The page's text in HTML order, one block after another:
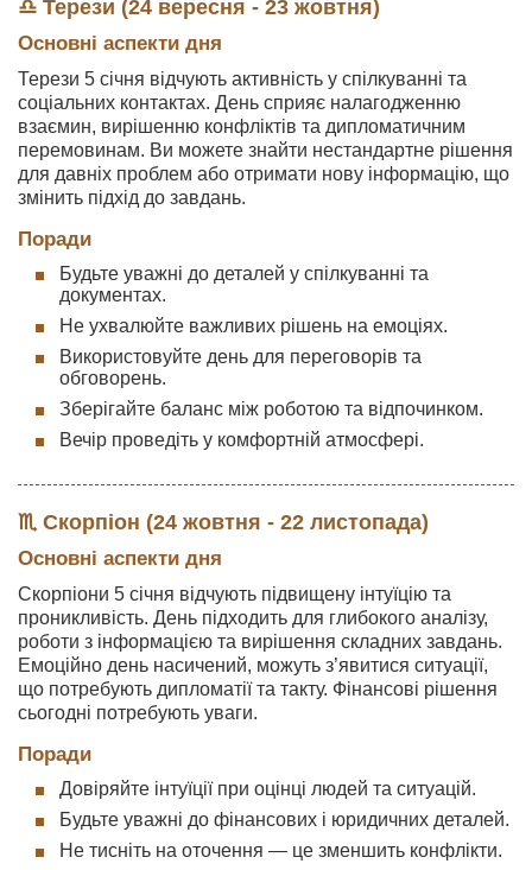
♎ Терези (24 вересня - 23 жовтня)
Основні аспекти дня
Терези 5 січня відчують активність у спілкуванні та
соціальних контактах. День сприяє налагодженню
взаємин, вирішенню конфліктів та дипломатичним
перемовинам. Ви можете знайти нестандартне рішення
для давніх проблем або отримати нову інформацію, що
змінить підхід до завдань.
Поради
Будьте уважні до деталей у спілкуванні та
документах.
Не ухвалюйте важливих рішень на емоціях.
Використовуйте день для переговорів та
обговорень.
Зберігайте баланс між роботою та відпочинком.
Вечір проведіть у комфортній атмосфері.
♏ Скорпіон (24 жовтня - 22 листопада)
Основні аспекти дня
Скорпіони 5 січня відчують підвищену інтуїцію та
проникливість. День підходить для глибокого аналізу,
роботи з інформацією та вирішення складних завдань.
Емоційно день насичений, можуть з’явитися ситуації,
що потребують дипломатії та такту. Фінансові рішення
сьогодні потребують уваги.
Поради
Довіряйте інтуїції при оцінці людей та ситуацій.
Будьте уважні до фінансових і юридичних деталей.
Не тисніть на оточення — це зменшить конфлікти.